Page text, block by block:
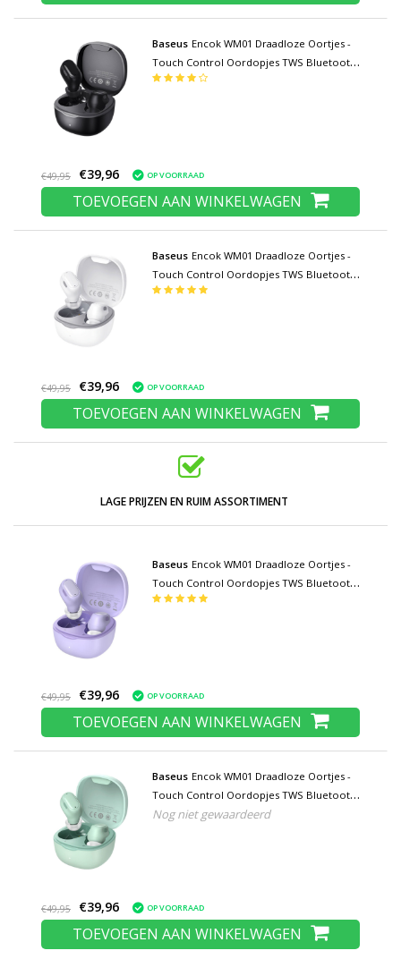
Baseus Encok WM01 Draadloze Oortjes -
Touch Control Oordopjes TWS Bluetooth
5.0 Earphones Earbuds Oortelefoon Zwart
€49,95 €39,96 OP VOORRAAD
TOEVOEGEN AAN WINKELWAGEN
Baseus Encok WM01 Draadloze Oortjes -
Touch Control Oordopjes TWS Bluetooth
5.0 Earphones Earbuds Oortelefoon Wit
€49,95 €39,96 OP VOORRAAD
TOEVOEGEN AAN WINKELWAGEN
LAGE PRIJZEN EN RUIM ASSORTIMENT
Baseus Encok WM01 Draadloze Oortjes -
Touch Control Oordopjes TWS Bluetooth
5.0 Earphones Earbuds Oortelefoon Paars
€49,95 €39,96 OP VOORRAAD
TOEVOEGEN AAN WINKELWAGEN
Baseus Encok WM01 Draadloze Oortjes -
Touch Control Oordopjes TWS Bluetooth
5.0 Earphones Earbuds Oortelefoon
Nog niet gewaardeerd
€49,95 €39,96 OP VOORRAAD
TOEVOEGEN AAN WINKELWAGEN